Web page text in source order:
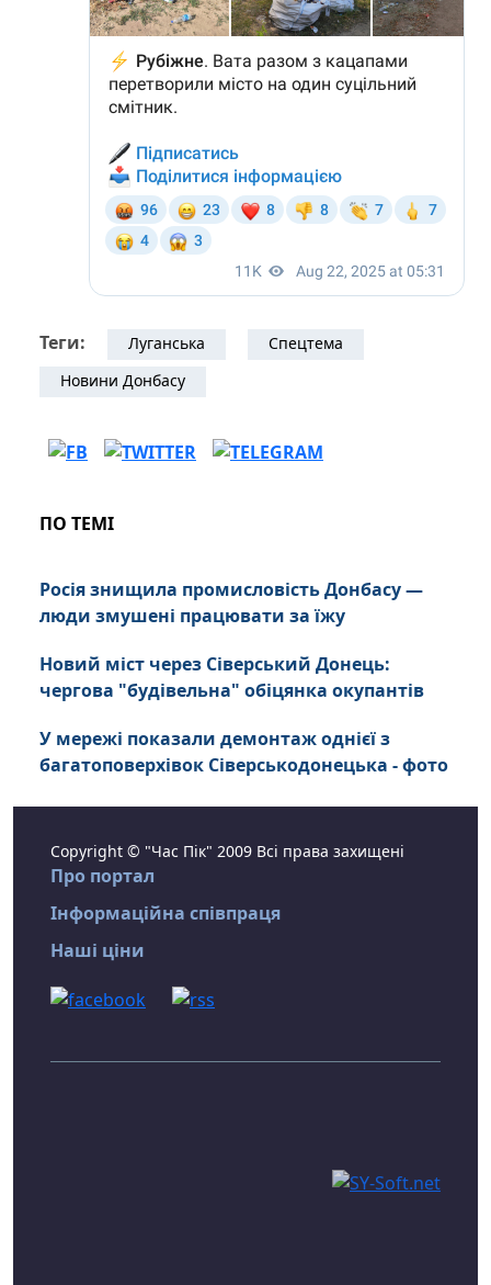
Теги: Луганська
Спецтема
Новини Донбасу
ПО ТЕМІ
Росія знищила промисловість Донбасу —
люди змушені працювати за їжу
Новий міст через Сіверський Донець:
чергова "будівельна" обіцянка окупантів
У мережі показали демонтаж однієї з
багатоповерхівок Сіверськодонецька - фото
Copyright © "Час Пік" 2009 Всі права захищені
Про портал
Інформаційна співпраця
Наші ціни